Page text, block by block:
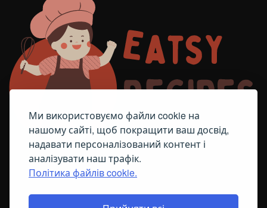
Ми використовуємо файли cookie на
нашому сайті, щоб покращити ваш досвід,
надавати персоналізований контент і
аналізувати наш трафік.
Політика файлів cookie.